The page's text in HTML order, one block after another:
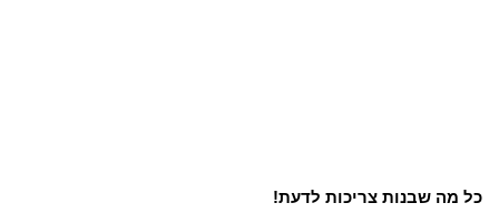
כל מה שבנות צריכות לדעת!